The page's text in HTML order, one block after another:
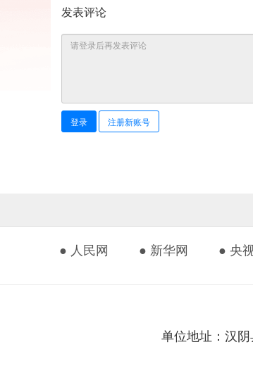
发表评论
登录 注册新账号
● 人民网 ● 新华网 ● 央
单位地址：汉